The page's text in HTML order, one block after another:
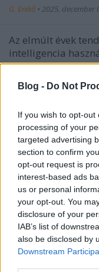
Blog - Do Not
If you wish to opt-
processing of your
targeted advertising
section to confirm
opt-out request is
interest-based ads
us or personal
your opt-out. You
disclosure of your
IAB’s list of
also be disclosed by
Downstream
G. Enikő • 2025. december
Az elmúlt évek
intelligencia
terjed el. Ez nem
felhasználási
felhasználói